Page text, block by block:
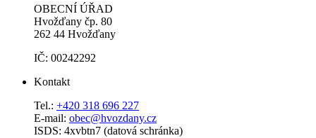
OBECNÍ ÚŘAD
Hvožďany čp. 80
262 44 Hvožďany
IČ: 00242292
Kontakt
Tel.: +420 318 696 227
E-mail: obec@hvozdany.cz
ISDS: 4xvbtn7 (datová schránka)